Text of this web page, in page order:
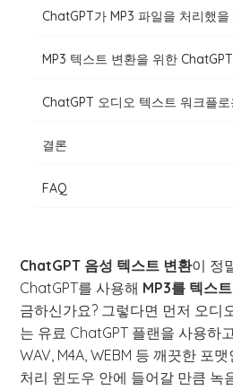
ChatGPT가 MP3 파일을 처리했
MP3 텍스트 변환을 위한
ChatGPT 오디오 텍스트 워크플
결론
FAQ
ChatGPT 음성 텍스트 변환이 정
ChatGPT를 사용해 MP3를 텍스
금하신가요? 그렇다면 먼저 오디
는 유료 ChatGPT 플랜을 사용하
WAV, M4A, WEBM 등 깨끗한 포
처리 윈도우 안에 들어갈 만큼 녹